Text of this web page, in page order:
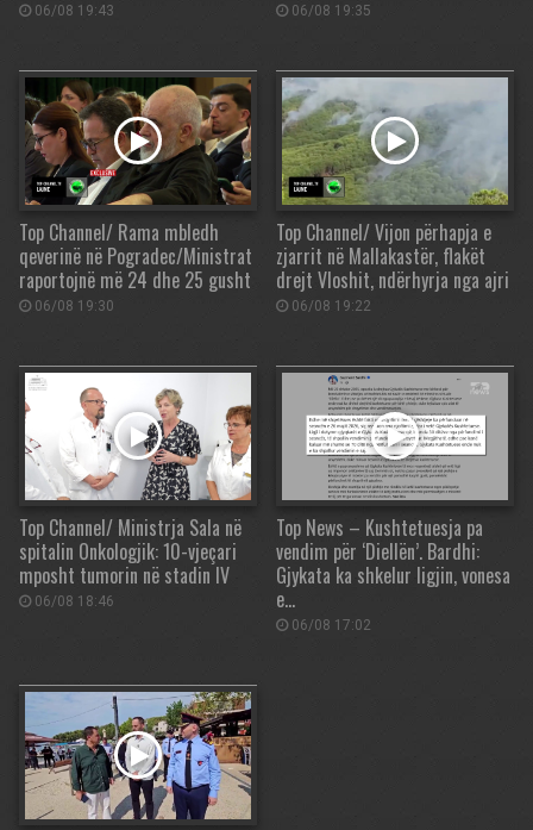
06/08 19:43 06/08 19:35
Top Channel/ Rama mbledh
qeverinë në Pogradec/Ministrat
raportojnë më 24 dhe 25 gusht
06/08 19:30
Top Channel/ Vijon përhapja e
zjarrit në Mallakastër, flakët
drejt Vloshit, ndërhyrja nga ajri
06/08 19:22
Top Channel/ Ministrja Sala në
spitalin Onkologjik: 10-vjeçari
mposht tumorin në stadin IV
06/08 18:46
Top News – Kushtetuesja pa
vendim për ‘Diellën’. Bardhi:
Gjykata ka shkelur ligjin, vonesa
e…
06/08 17:02